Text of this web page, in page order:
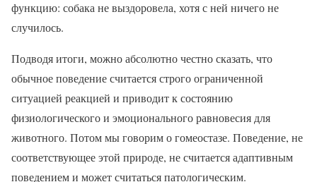
функцию: собака не выздоровела, хотя с ней ничего не
случилось.
Подводя итоги, можно абсолютно честно сказать, что
обычное поведение считается строго ограниченной
ситуацией реакцией и приводит к состоянию
физиологического и эмоционального равновесия для
животного. Потом мы говорим о гомеостазе. Поведение, не
соответствующее этой природе, не считается адаптивным
поведением и может считаться патологическим.